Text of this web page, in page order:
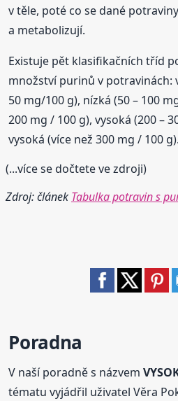
v těle, poté co se dané
a metabolizují.
Existuje pět klasifikačních tříd
množství purinů v potravinách:
50 mg/100 g), nízká (50 – 100
200 mg / 100 g), vysoká (200 –
vysoká (více než 300 mg / 100 g).
(...více se dočtete ve zdroji)
Zdroj: článek Tabulka potravin s
Poradna
V naší poradně s názvem
tématu vyjádřil uživatel Věra